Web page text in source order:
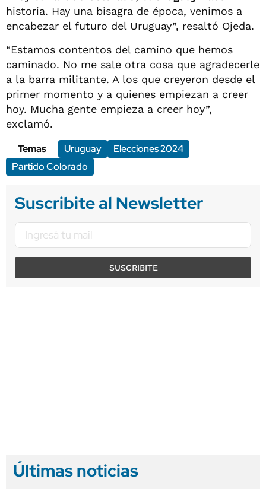
historia. Hay una bisagra de época, venimos a
encabezar el futuro del Uruguay”, resaltó Ojeda.
“Estamos contentos del camino que hemos
caminado. No me sale otra cosa que agradecerle
a la barra militante. A los que creyeron desde el
primer momento y a quienes empiezan a creer
hoy. Mucha gente empieza a creer hoy”,
exclamó.
Temas
Uruguay
Elecciones 2024
Partido Colorado
Suscribite al Newsletter
SUSCRIBITE
Últimas noticias